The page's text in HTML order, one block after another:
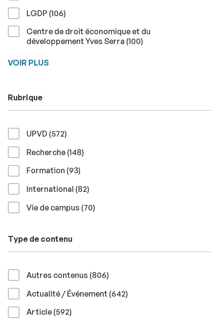
LGDP (106résultats
)
Centre de droit économique et du
développement Yves Serra (100résultats
)
VOIR PLUS
Rubrique
UPVD (572résultats
)
Recherche (148résultats
)
Formation (93résultats
)
International (82résultats
)
Vie de campus (70résultats
)
Type de contenu
Autres contenus (806résultats
)
Actualité / Événement (642résultats
)
Article (592résultats
)